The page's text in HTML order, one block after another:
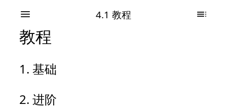
4.1 教程
教程
基础
进阶